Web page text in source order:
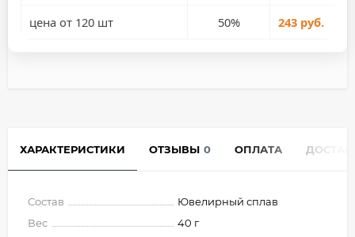
цена от 120 шт 50% 243 руб.
ХАРАКТЕРИСТИКИ ОТЗЫВЫ 0 ОПЛАТА
Состав
Ювелирный сплав
Вес
40 г